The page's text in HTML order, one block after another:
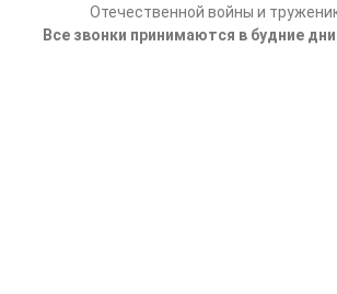
Отечественной войны и
Все звонки принимаются в будние